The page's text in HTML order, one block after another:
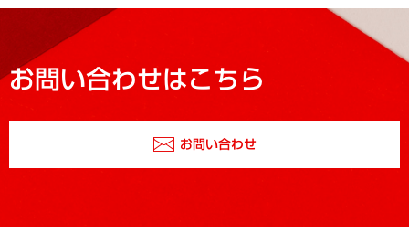
お問い合わせはこちら
お問い合わせ